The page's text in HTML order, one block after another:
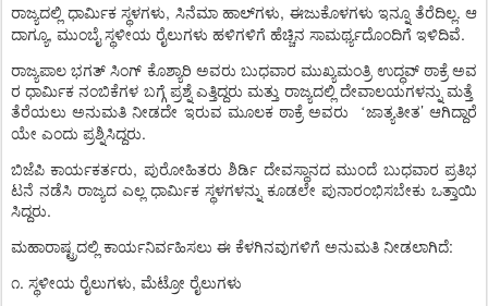
ರಾಜ್ಯದಲ್ಲಿ ಧಾರ್ಮಿಕ ಸ್ಥಳಗಳು, ಸಿನೆಮಾ ಹಾಲ್ಗಳು, ಈಜುಕೊಳಗಳು ಇನ್ನೂ ತೆರೆದಿಲ್ಲ. ಆ
ದಾಗ್ಯೂ, ಮುಂಬೈ ಸ್ಥಳೀಯ ರೈಲುಗಳು ಹಳಿಗಳಿಗೆ ಹೆಚ್ಚಿನ ಸಾಮರ್ಥ್ಯದೊಂದಿಗೆ ಇಳಿದಿವೆ.
ರಾಜ್ಯಪಾಲ ಭಗತ್ ಸಿಂಗ್ ಕೊಶ್ಯಾರಿ ಅವರು ಬುಧವಾರ ಮುಖ್ಯಮಂತ್ರಿ ಉದ್ಧವ್ ಠಾಕ್ರೆ ಅವ
ರ ಧಾರ್ಮಿಕ ನಂಬಿಕೆಗಳ ಬಗ್ಗೆ ಪ್ರಶ್ನೆ ಎತ್ತಿದ್ದರು ಮತ್ತು ರಾಜ್ಯದಲ್ಲಿ ದೇವಾಲಯಗಳನ್ನು ಮತ್ತೆ
ತೆರೆಯಲು ಅನುಮತಿ ನೀಡದೇ ಇರುವ ಮೂಲಕ ಠಾಕ್ರೆ ಅವರು ‘ಜಾತ್ಯತೀತ’ಆಗಿದ್ದಾರೆ
ಯೇ ಎಂದು ಪ್ರಶ್ನಿಸಿದ್ದರು.
ಬಿಜೆಪಿ ಕಾರ್ಯಕರ್ತರು, ಪುರೋಹಿತರು ಶಿರ್ಡಿ ದೇವಸ್ಥಾನದ ಮುಂದೆ ಬುಧವಾರ ಪ್ರತಿಭ
ಟನೆ ನಡೆಸಿ ರಾಜ್ಯದ ಎಲ್ಲ ಧಾರ್ಮಿಕ ಸ್ಥಳಗಳನ್ನು ಕೂಡಲೇ ಪುನಾರಂಭಿಸಬೇಕು ಒತ್ತಾಯಿ
ಸಿದ್ದರು.
ಮಹಾರಾಷ್ಟ್ರದಲ್ಲಿ ಕಾರ್ಯನಿರ್ವಹಿಸಲು ಈ ಕೆಳಗಿನವುಗಳಿಗೆ ಅನುಮತಿ ನೀಡಲಾಗಿದೆ:
೧. ಸ್ಥಳೀಯ ರೈಲುಗಳು, ಮೆಟ್ರೋ ರೈಲುಗಳು